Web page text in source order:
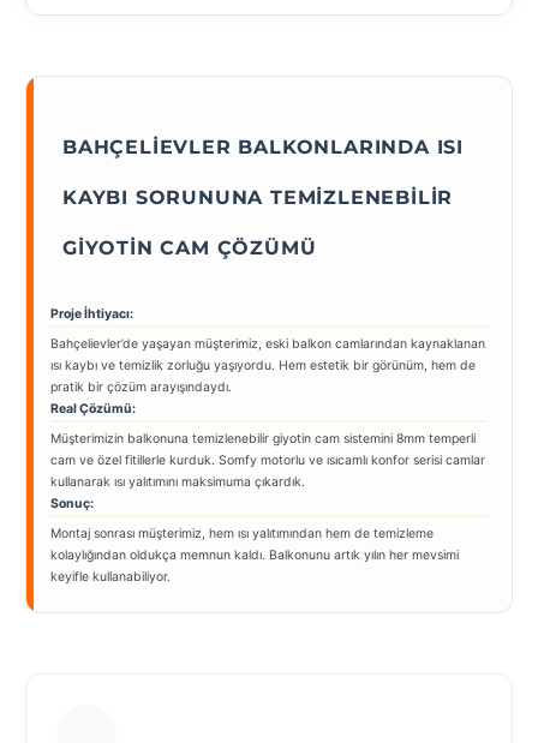
BAHÇELIEVLER BALKONLARINDA ISI
KAYBI SORUNUNA TEMIZLENEBILIR
GIYOTIN CAM ÇÖZÜMÜ
Proje İhtiyacı:
Bahçelievler’de yaşayan müşterimiz, eski balkon camlarından kaynaklanan
ısı kaybı ve temizlik zorluğu yaşıyordu. Hem estetik bir görünüm, hem de
pratik bir çözüm arayışındaydı.
Real Çözümü:
Müşterimizin balkonuna temizlenebilir giyotin cam sistemini 8mm temperli
cam ve özel fitillerle kurduk. Somfy motorlu ve ısıcamlı konfor serisi camlar
kullanarak ısı yalıtımını maksimuma çıkardık.
Sonuç:
Montaj sonrası müşterimiz, hem ısı yalıtımından hem de temizleme
kolaylığından oldukça memnun kaldı. Balkonunu artık yılın her mevsimi
keyifle kullanabiliyor.